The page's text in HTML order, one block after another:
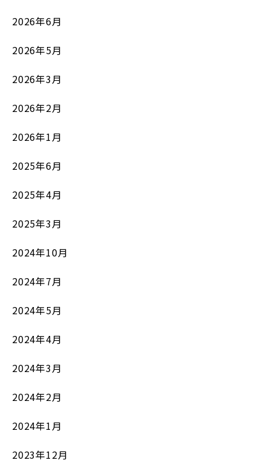
2026年6月
2026年5月
2026年3月
2026年2月
2026年1月
2025年6月
2025年4月
2025年3月
2024年10月
2024年7月
2024年5月
2024年4月
2024年3月
2024年2月
2024年1月
2023年12月